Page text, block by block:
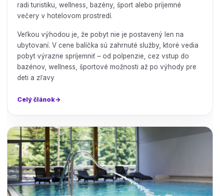
radi turistiku, wellness, bazény, šport alebo príjemné
večery v hotelovom prostredí.
Veľkou výhodou je, že pobyt nie je postavený len na
ubytovaní. V cene balíčka sú zahrnuté služby, ktoré vedia
pobyt výrazne spríjemniť – od polpenzie, cez vstup do
bazénov, wellness, športové možnosti až po výhody pre
deti a zľavy
Celý článok